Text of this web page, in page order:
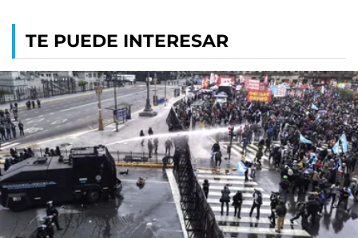
TE PUEDE INTERESAR